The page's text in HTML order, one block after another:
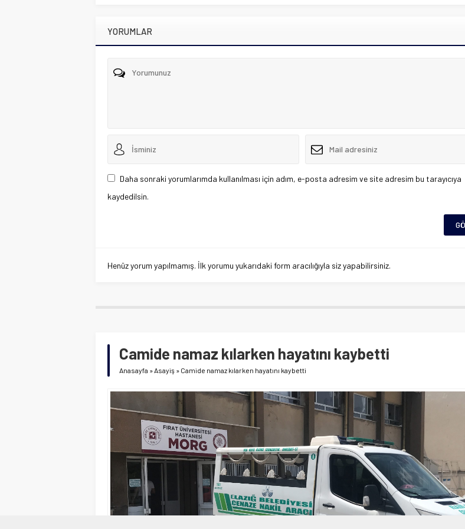
YORUMLAR
Daha sonraki yorumlarımda kullanılması için adım, e-posta adresim ve site adresim bu tarayıcıya
kaydedilsin.
Henüz yorum yapılmamış. İlk yorumu yukarıdaki form aracılığıyla siz yapabilirsiniz.
Camide namaz kılarken hayatını kaybetti
Anasayfa »Asayiş » Camide namaz kılarken hayatını kaybetti